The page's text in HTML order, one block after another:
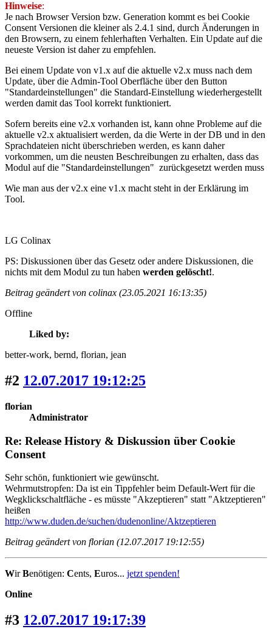
Hinweise:
Je nach Browser Version bzw. Generation kommt es bei Cookie
Consent Versionen die kleiner als 2.4.1 sind, durch Änderungen in
den Browsern, zu einem fehlerhaften Verhalten. Ein Update auf die
neueste Version ist daher zu empfehlen.
Bei einem Update von v1.x auf die aktuelle v2.x muss nach dem
Update, über die Admin-Tool Oberfläche über den Button
"Standardeinstellungen" die Standard-Einstellung wiederhergestellt
werden damit das Tool korrekt funktioniert.
Sofern bereits eine v2.x vorhanden ist, kann ohne Probleme auf die
aktuelle v2.x aktualisiert werden, da die Werte in der DB und in den
Sprachdateien nicht überschrieben werden, es kann daher
vorkommen, um die neusten Beschreibungen zu erhalten, dass das
Modul auf die "Standardeinstellungen" zurückgesetzt werden muss
Wie man aus der v2.x eine v1.x macht steht in der Erklärung im
Tool.
LG Colinax
PS: Diskussionen über das Gesetz oder andere Diskussionen, die
nichts mit dem Modul zu tun haben werden gelöscht!.
Beitrag geändert von colinax (23.05.2021 16:13:35)
Offline
Liked by:
better-work, bernd, florian, jean
#2 12.07.2017 19:12:25
florian
Administrator
Re: Release History & Diskussion über Cookie
Consent
Sehr schön, funktioniert wie gewünscht.
Wehrmutstropfen: Da ist ein Tippfehler beim Default-Wert für die
Wegklickschaltfläche - es müsste "Akzeptieren" statt "Aktzeptieren"
heißen
http://www.duden.de/suchen/dudenonline/Aktzeptieren
Beitrag geändert von florian (12.07.2017 19:12:55)
WirBenötigen: Cents, Euros... jetzt spenden!
Online
#3 12.07.2017 19:17:39